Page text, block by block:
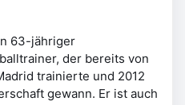
63-jähriger
der bereits von
trainierte und 2012
gewann. Er ist auch